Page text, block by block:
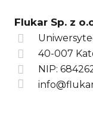
Flukar Sp. z
40-007
NIP: